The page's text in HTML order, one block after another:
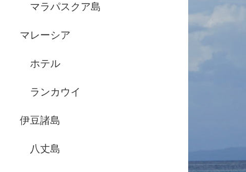
マラパスクア島
マレーシア
ホテル
ランカウイ
伊豆諸島
八丈島